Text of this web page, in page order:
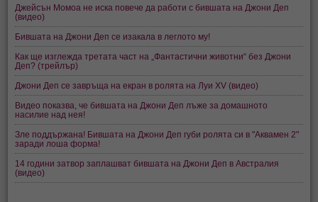
Джейсън Момоа не иска повече да работи с бившата на Джони Деп
(видео)
Бившата на Джони Деп се изакала в леглото му!
Как ще изглежда третата част на „Фантастични животни“ без Джони
Деп? (трейлър)
Джони Деп се завръща на екран в ролята на Луи XV (видео)
Видео показва, че бившата на Джони Деп лъже за домашното
насилие над нея!
Зле поддържана! Бившата на Джони Деп губи ролята си в "Аквамен 2"
заради лоша форма!
14 години затвор заплашват бившата на Джони Деп в Австралия
(видео)